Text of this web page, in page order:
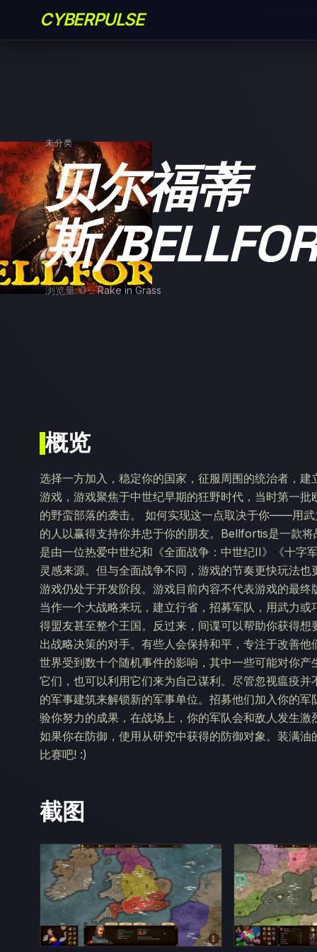
CYBERPULSE
未分类
贝尔福蒂
斯/
浏览量: 0 Rake in Grass
概览
选择一方加入，稳定你的国家，征服周围的统治者，
游戏，游戏聚焦于中世纪早期的狂野时代，当时第一
的野蛮部落的袭击。 如何实现这一点取决于你——用
的人以赢得支持你并忠于你的朋友。Bellfortis是一款
是由一位热爱中世纪和《全面战争：中世纪II》《十字
灵感来源。但与全面战争不同，游戏的节奏更快玩法
游戏仍处于开发阶段。游戏目前内容不代表游戏的最
当作一个大战略来玩，建立行省，招募军队，用武力
得盟友甚至整个王国。反过来，间谍可以帮助你获得
出战略决策的对手。有些人会保持和平，专注于改善
世界受到数十个随机事件的影响，其中一些可能对你
它们，也可以利用它们来为自己谋利。尽管忽视瘟疫
的军事建筑来解锁新的军事单位。招募他们加入你的
验你努力的成果，在战场上，你的军队会和敌人发生
如果你在防御，使用从研究中获得的防御对象。装满
比赛吧! :)
截图